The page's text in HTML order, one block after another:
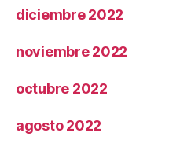
diciembre 2022
noviembre 2022
octubre 2022
agosto 2022